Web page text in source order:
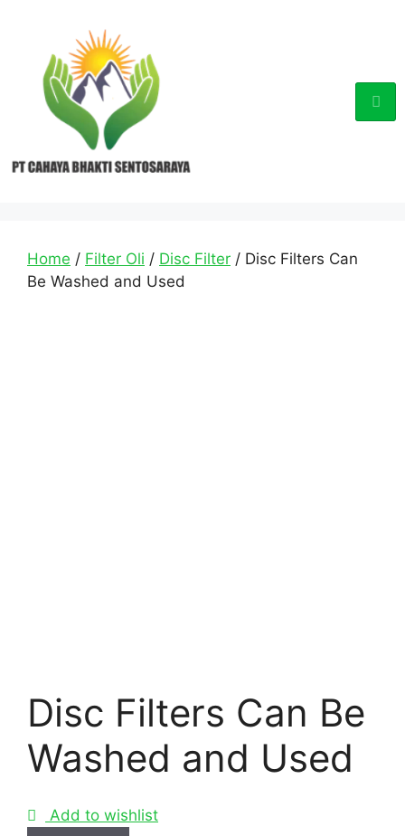
Home / Filter Oli / Disc Filter / Disc Filters Can
Be Washed and Used
Disc Filters Can Be
Washed and Used
Add to wishlist